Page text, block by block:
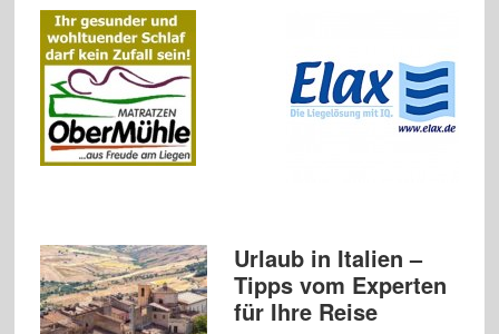
Urlaub in Italien –
Tipps vom Experten
für Ihre Reise